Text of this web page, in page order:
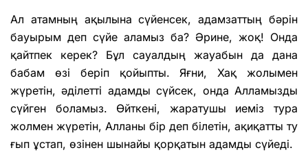
Ал атамның ақылына сүйенсек, адамзаттың бәрін
бауырым деп сүйе аламыз ба? Әрине, жоқ! Онда
қайтпек керек? Бұл сауалдың жауабын да дана
бабам өзі беріп қойыпты. Яғни, Хақ жолымен
жүретін, әділетті адамды сүйсек, онда Алламызды
сүйген боламыз. Өйткені, жаратушы иеміз тура
жолмен жүретін, Алланы бір деп білетін, ақиқатты ту
ғып ұстап, өзінен шынайы қорқатын адамды сүйеді.